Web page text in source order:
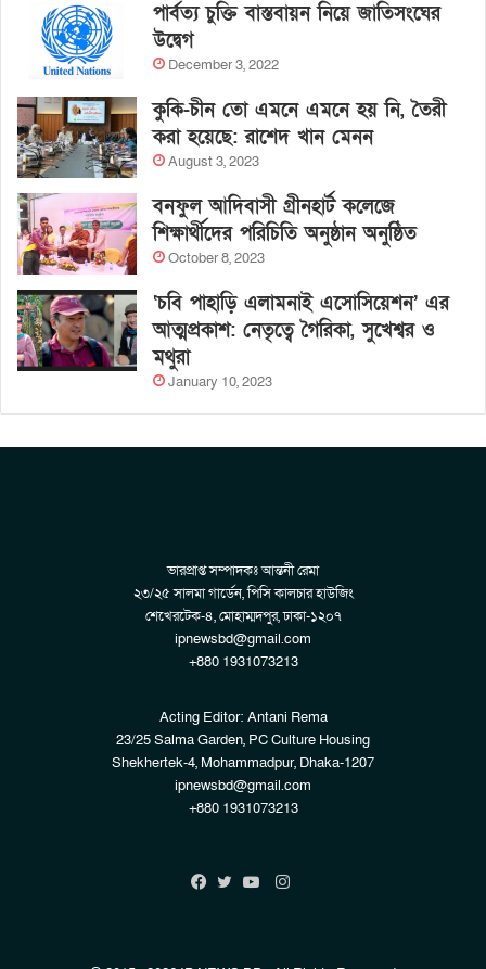
পার্বত্য চুক্তি বাস্তবায়ন নিয়ে জাতিসংঘের
উদ্বেগ
December 3, 2022
কুকি-চীন তো এমনে এমনে হয় নি, তৈরী
করা হয়েছে: রাশেদ খান মেনন
August 3, 2023
বনফুল আদিবাসী গ্রীনহার্ট কলেজে
শিক্ষার্থীদের পরিচিতি অনুষ্ঠান অনুষ্ঠিত
October 8, 2023
‘চবি পাহাড়ি এলামনাই এসোসিয়েশন’ এর
আত্মপ্রকাশ: নেতৃত্বে গৈরিকা, সুখেশ্বর ও
মথুরা
January 10, 2023
ভারপ্রাপ্ত সম্পাদকঃ আন্তনী রেমা
২৩/২৫ সালমা গার্ডেন, পিসি কালচার হাউজিং
শেখেরটেক-৪, মোহাম্মদপুর, ঢাকা-১২০৭
ipnewsbd@gmail.com
+880 1931073213
Acting Editor: Antani Rema
23/25 Salma Garden, PC Culture Housing
Shekhertek-4, Mohammadpur, Dhaka-1207
ipnewsbd@gmail.com
+880 1931073213
Instagram